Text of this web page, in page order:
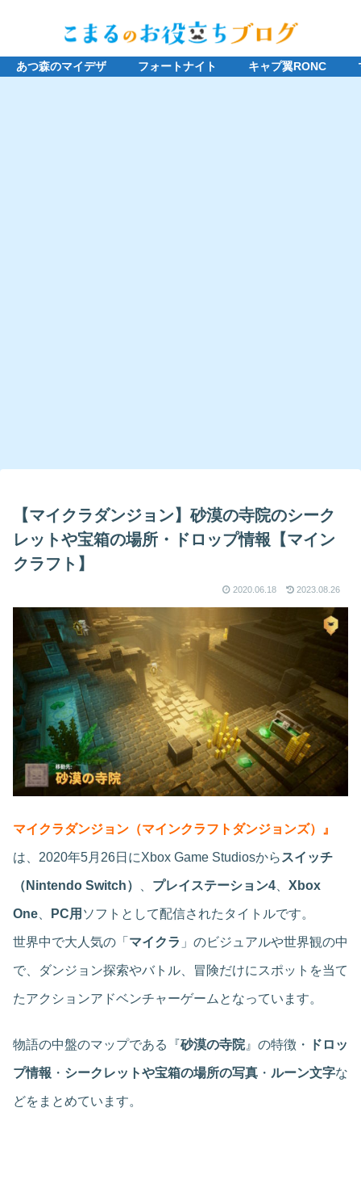
あつ森のマイデザ フォートナイト キャプ翼RONC
【マイクラダンジョン】砂漠の寺院のシーク
レットや宝箱の場所・ドロップ情報【マイン
クラフト】
2020.06.18 2023.08.26
マイクラダンジョン（マインクラフトダンジョンズ）』
は、2020年5月26日にXbox Game Studiosから スイッチ
（Nintendo Switch） プレイステーション4 Xbox
One PC用 ソフトとして配信されたタイトルです。
世界中で大人気の「 マイクラ 」のビジュアルや世界観の中
で、ダンジョン探索やバトル、冒険だけにスポットを当て
たアクションアドベンチャーゲームとなっています。
物語の中盤のマップである『砂漠の寺院』の特徴・ ドロッ
プ情報 ・ シークレットや宝箱の場所の写真 ・ ルーン文字な
どをまとめています。